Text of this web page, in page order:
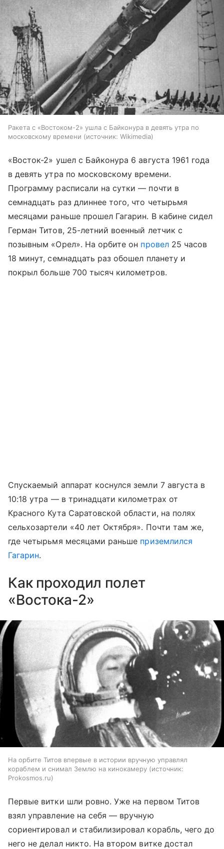
Ракета с «Востоком-2» ушла с Байконура в девять утра по
московскому времени
источник: Wikimedia
«Восток-2» ушел с Байконура 6 августа 1961 года
в девять утра по московскому времени.
Программу расписали на сутки — почти в
семнадцать раз длиннее того, что четырьмя
месяцами раньше прошел Гагарин. В кабине сидел
Герман Титов, 25-летний военный летчик с
позывным «Орел». На орбите он провел25 часов
18 минут, семнадцать раз обошел планету и
покрыл больше 700 тысяч километров.
Спускаемый аппарат коснулся земли 7 августа в
10:18 утра — в тринадцати километрах от
Красного Кута Саратовской области, на полях
сельхозартели «40 лет Октября». Почти там же,
где четырьмя месяцами раньше приземлился
Гагарин.
Как проходил полет
«Востока-2»
На орбите Титов впервые в истории вручную управлял
кораблем и снимал Землю на кинокамеру
источник:
Prokosmos.ru
Первые витки шли ровно. Уже на первом Титов
взял управление на себя — вручную
сориентировал и стабилизировал корабль, чего до
него не делал никто. На втором витке достал